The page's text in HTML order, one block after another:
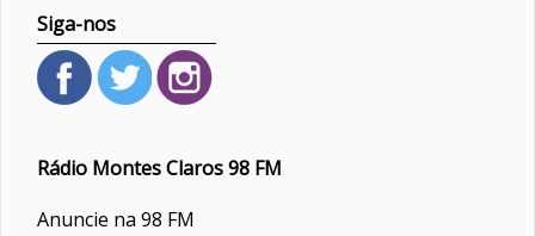
Siga-nos
Rádio Montes Claros 98 FM
Anuncie na 98 FM